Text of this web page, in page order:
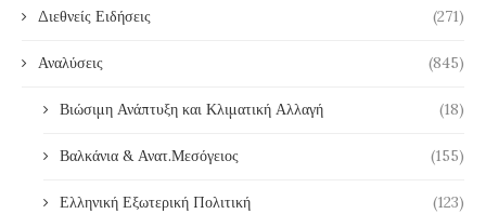
Διεθνείς Ειδήσεις (271)
Αναλύσεις (845)
Βιώσιμη Ανάπτυξη και Κλιματική Αλλαγή (18)
Βαλκάνια & Ανατ.Μεσόγειος (155)
Ελληνική Εξωτερική Πολιτική (123)